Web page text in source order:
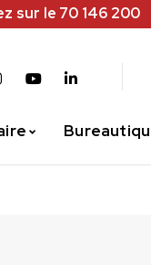
sur le 70 146 200